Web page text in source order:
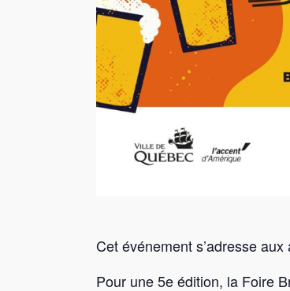
Cet événement s’adresse
Pour une 5e édition, la Foire